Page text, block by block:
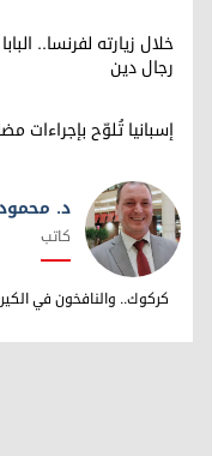
خلال زيارته لفرنسا..
رجال دين
إسبانيا تُلوّح بإجراءات
د. محمود زايد
د.
كاتب
كركوك.. والنافخون في الكير